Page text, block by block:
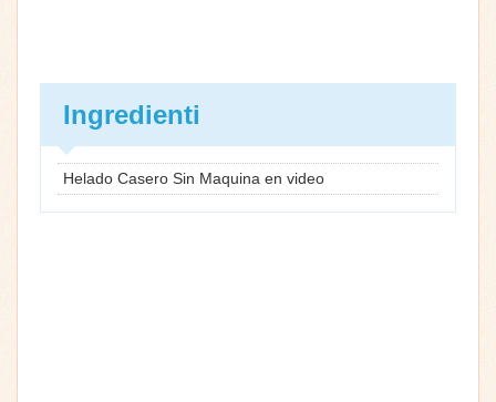
Ingredienti
Helado Casero Sin Maquina en video